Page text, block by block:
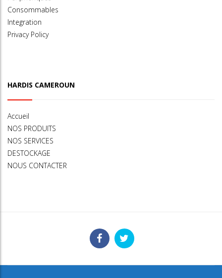
Consommables
Integration
Privacy Policy
HARDIS CAMEROUN
Accueil
NOS PRODUITS
NOS SERVICES
DESTOCKAGE
NOUS CONTACTER